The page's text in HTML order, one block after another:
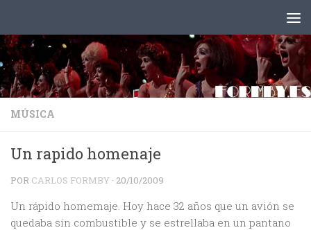
MÚSICA
Un rapido homenaje
POR CARLOS FORMBY · 20/10/2009
Un rápido homemaje. Hoy hace 32 años que un avión se
quedaba sin combustible y se estrellaba en un pantano